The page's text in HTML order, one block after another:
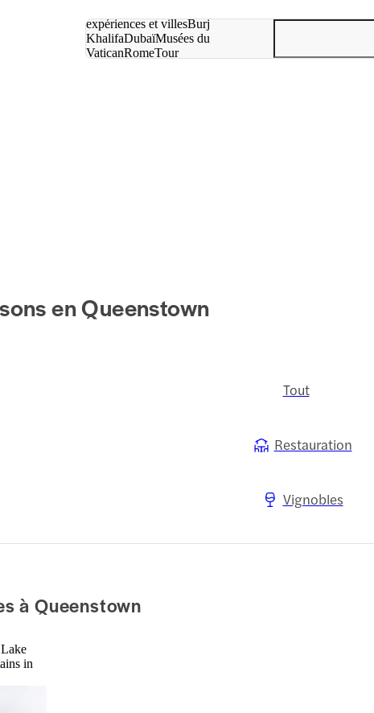
expériences et villesBurj
KhalifaDubaïMusées du
VaticanRomeTour
en Queenstown
Tout
Restauration
Vignobles
à Queenstown
in